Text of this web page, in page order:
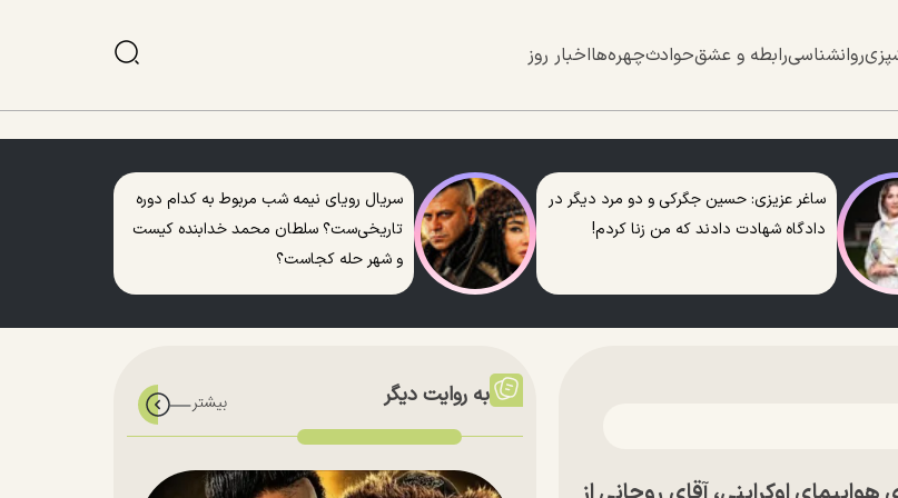
روانشناسیرابطه و عشقحوادثچهره‌هااخبار روز
ساغر عزیزی: حسین جگرکی و دو مرد دیگر در
دادگاه شهادت دادند که من زنا کردم!
سریال رویای نیمه شب مربوط به کدام دوره
تاریخی‌ست؟ سلطان محمد خدابنده کیست
و شهر حله کجاست؟
به روایت دیگر